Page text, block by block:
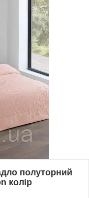
полуторний
колір